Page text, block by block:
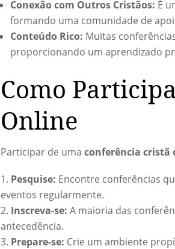
Conexão com Outros Cristãos: É
formando uma comunidade de
Conteúdo Rico: Muitas
proporcionando um aprendizado
Como
Online
Participar de umaconferência cristã
Pesquise: Encontre conferências
eventos regularmente.
Inscreva-se: A maioria das
antecedência.
Prepare-se: Crie um ambiente